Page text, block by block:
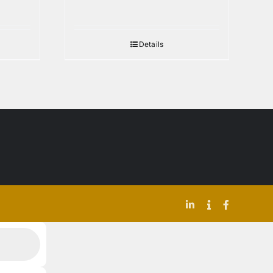
Details
LinkedIn
Indeed